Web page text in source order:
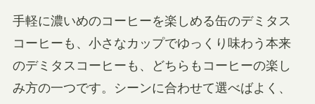
手軽に濃いめのコーヒーを楽しめる缶のデミタス
コーヒーも、小さなカップでゆっくり味わう本来
のデミタスコーヒーも、どちらもコーヒーの楽し
み方の一つです。シーンに合わせて選べばよく、